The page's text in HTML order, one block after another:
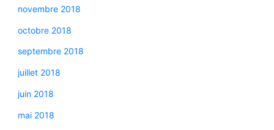
novembre 2018
octobre 2018
septembre 2018
juillet 2018
juin 2018
mai 2018